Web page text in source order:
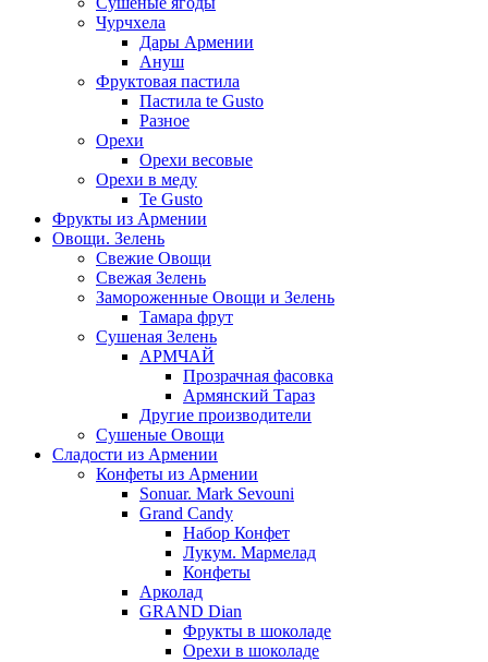
Чурчхела
Дары Армении
Ануш
Фруктовая пастила
Пастила te Gusto
Разное
Орехи
Орехи весовые
Орехи в меду
Te Gusto
Фрукты из Армении
Овощи. Зелень
Свежие Овощи
Свежая Зелень
Замороженные Овощи и Зелень
Тамара фрут
Сушеная Зелень
АРМЧАЙ
Прозрачная фасовка
Армянский Тараз
Другие производители
Сушеные Овощи
Сладости из Армении
Конфеты из Армении
Sonuar. Mark Sevouni
Grand Candy
Набор Конфет
Лукум. Мармелад
Конфеты
Арколад
GRAND Dian
Фрукты в шоколаде
Орехи в шоколаде